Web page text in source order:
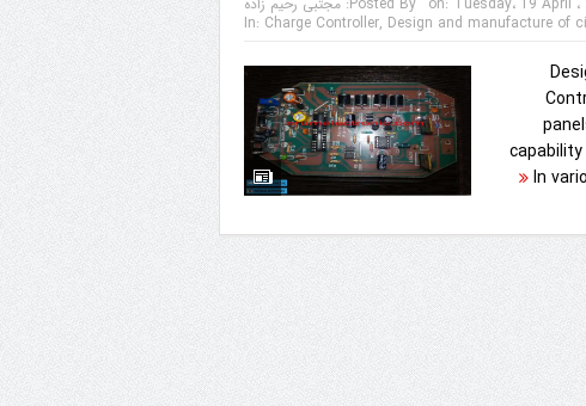
In: Charge Controller, Design and manufacture of
In